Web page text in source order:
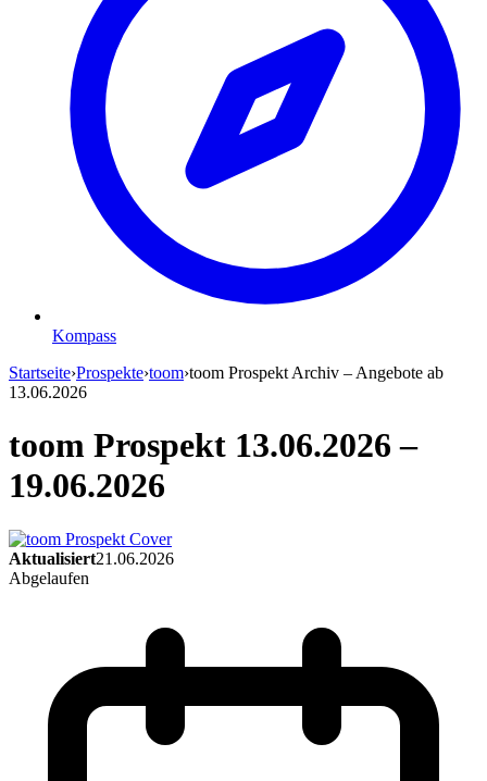
Kompass
Startseite›Prospekte›toom›toom Prospekt Archiv – Angebote ab
13.06.2026
toom Prospekt 13.06.2026 –
19.06.2026
Aktualisiert21.06.2026
Abgelaufen